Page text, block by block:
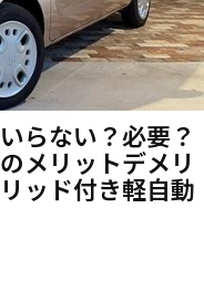
らない？必要？
メリットデメリ
ッド付き軽自動